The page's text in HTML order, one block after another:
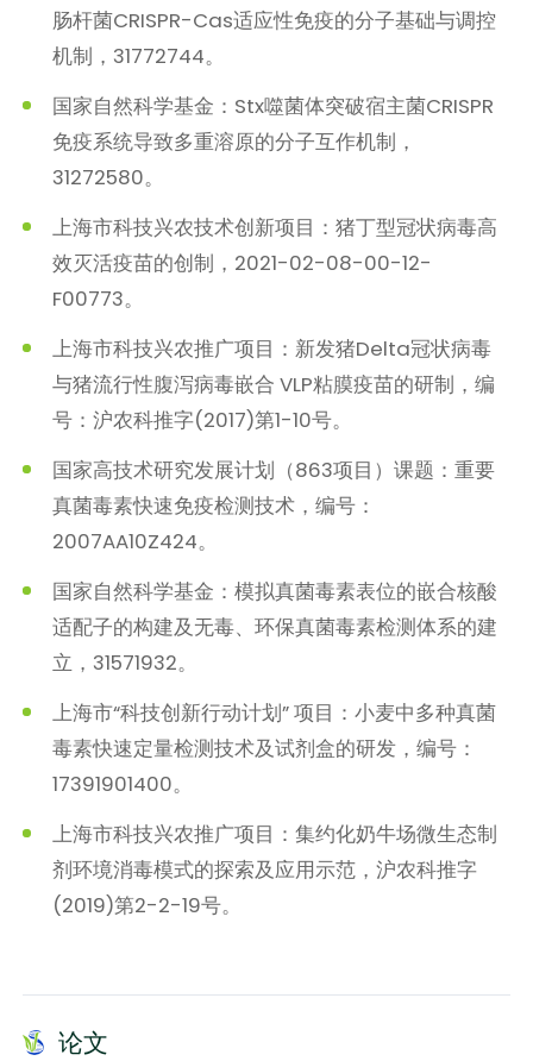
肠杆菌CRISPR-Cas适应性免疫的分子基础与调控
机制，31772744。
国家自然科学基金：Stx噬菌体突破宿主菌CRISPR
免疫系统导致多重溶原的分子互作机制，
31272580。
上海市科技兴农技术创新项目：猪丁型冠状病毒高
效灭活疫苗的创制，2021-02-08-00-12-
F00773。
上海市科技兴农推广项目：新发猪Delta冠状病毒
与猪流行性腹泻病毒嵌合 VLP粘膜疫苗的研制，编
号：沪农科推字(2017)第1-10号。
国家高技术研究发展计划（863项目）课题：重要
真菌毒素快速免疫检测技术，编号：
2007AA10Z424。
国家自然科学基金：模拟真菌毒素表位的嵌合核酸
适配子的构建及无毒、环保真菌毒素检测体系的建
立，31571932。
上海市“科技创新行动计划” 项目：小麦中多种真菌
毒素快速定量检测技术及试剂盒的研发，编号：
17391901400。
上海市科技兴农推广项目：集约化奶牛场微生态制
剂环境消毒模式的探索及应用示范，沪农科推字
(2019)第2-2-19号。
论文